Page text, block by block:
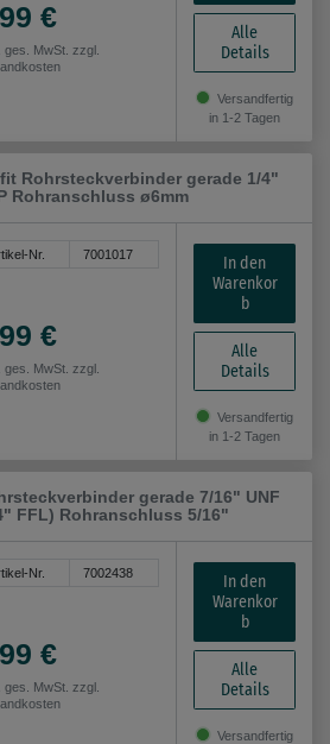
€
ges. MwSt. zzgl.
Alle
Details
Versandfertig
in 1-2 Tagen
Rohrsteckverbinder gerade 1/4"
Rohranschluss ø6mm
Nr. 7001017
€
ges. MwSt. zzgl.
In den
Warenkor
b
Alle
Details
Versandfertig
in 1-2 Tagen
gerade 7/16" UNF
FFL) Rohranschluss 5/16"
Nr. 7002438
€
ges. MwSt. zzgl.
In den
Warenkor
b
Alle
Details
Versandfertig